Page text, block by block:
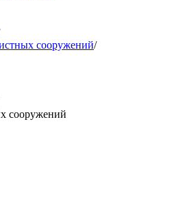
сооружений/
сооружений